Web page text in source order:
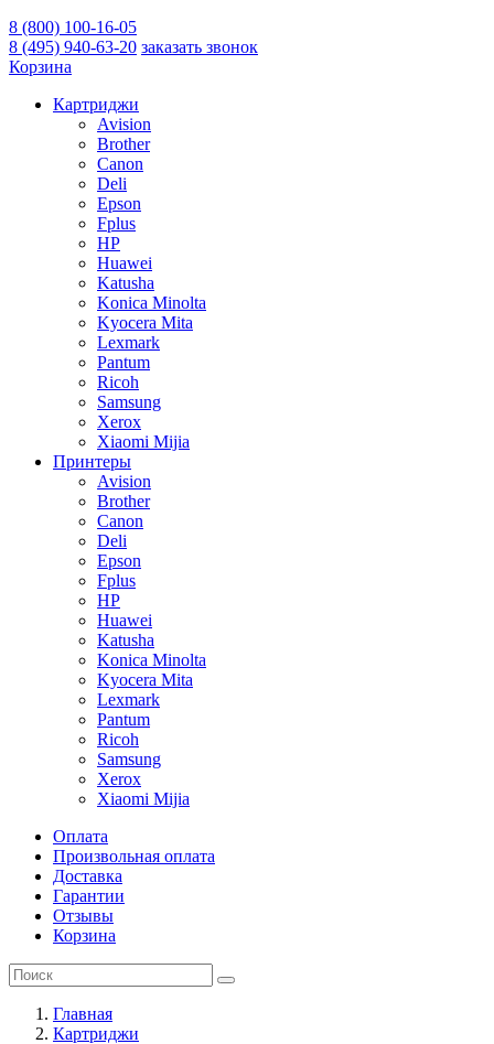
8 (800) 100-16-05
8 (495) 940-63-20 заказать звонок
Корзина
Картриджи
Avision
Brother
Canon
Deli
Epson
Fplus
HP
Huawei
Katusha
Konica Minolta
Kyocera Mita
Lexmark
Pantum
Ricoh
Samsung
Xerox
Xiaomi Mijia
Принтеры
Avision
Brother
Canon
Deli
Epson
Fplus
HP
Huawei
Katusha
Konica Minolta
Kyocera Mita
Lexmark
Pantum
Ricoh
Samsung
Xerox
Xiaomi Mijia
Оплата
Произвольная оплата
Доставка
Гарантии
Отзывы
Корзина
Главная
Картриджи